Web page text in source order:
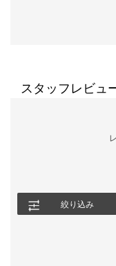
スタッフレビュ
絞り込み